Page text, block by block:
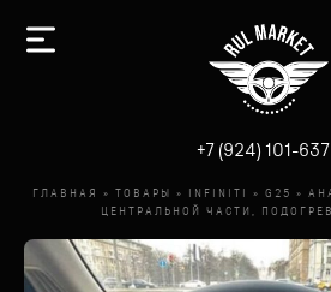
+7 (924) 101-
ГЛАВНАЯ » ТОВАРЫ » INFINITI » G25 »
ЦЕНТРАЛЬНОЙ ЧАСТИ,